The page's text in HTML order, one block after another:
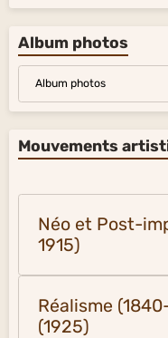
Album photos
Album photos
Mouvements
Néo et Post-
1915)
Réalisme
(1925)